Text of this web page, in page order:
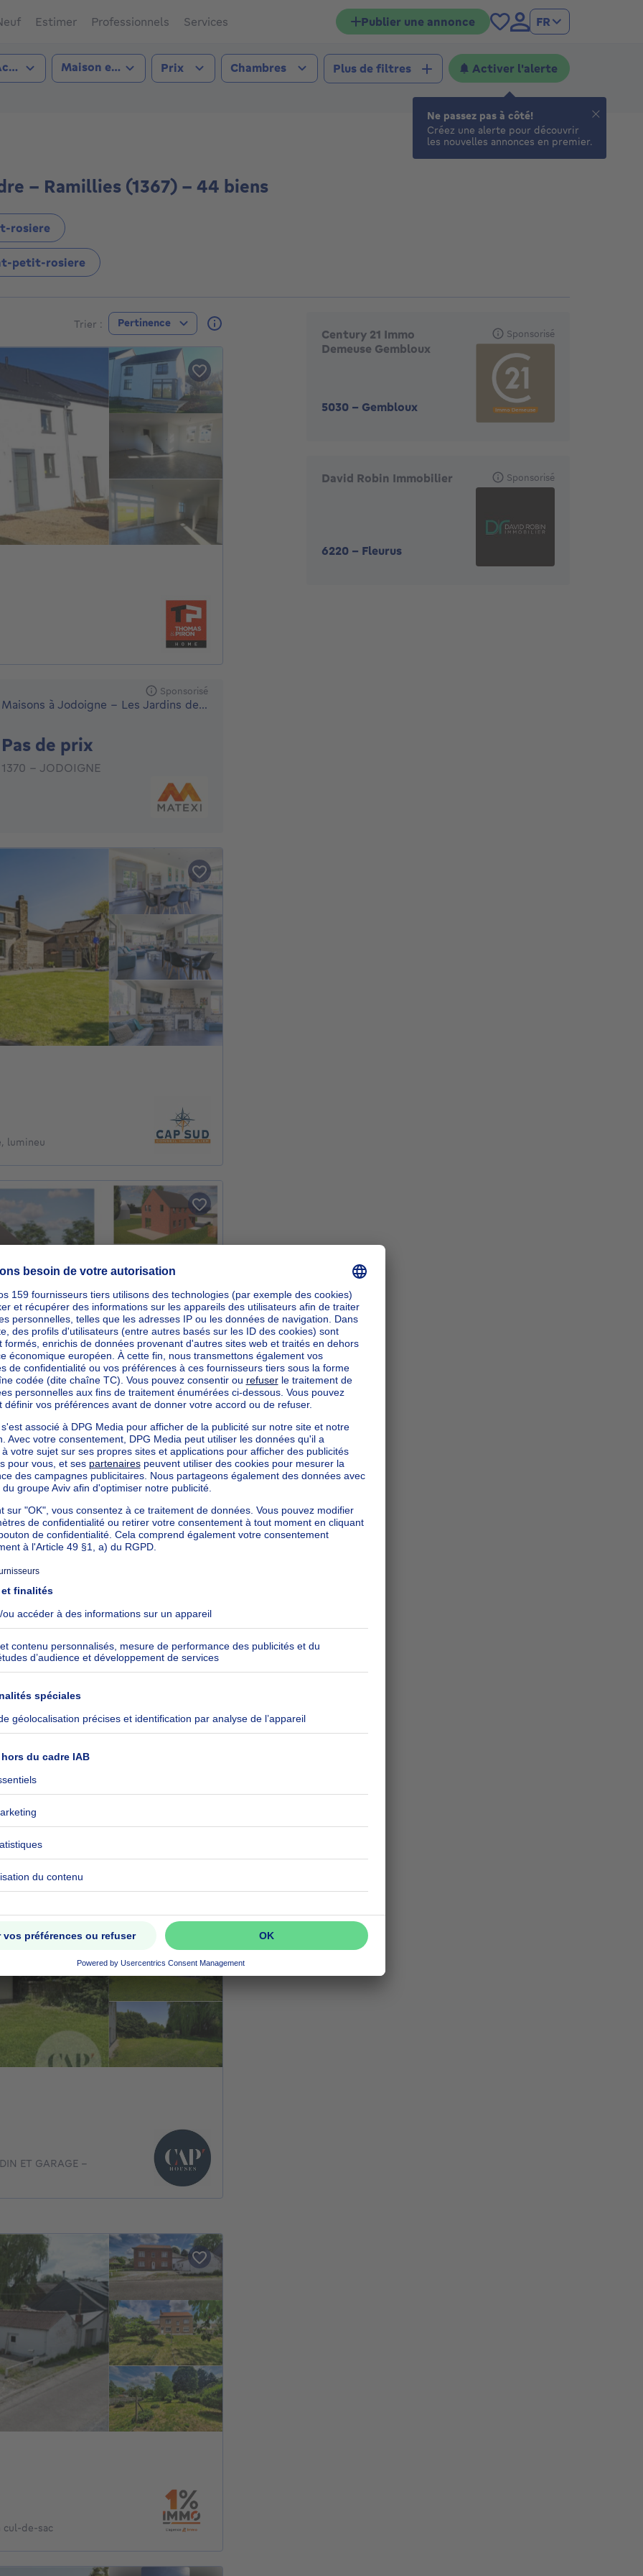
Estimer Professionnels Services Publier une annonce FR
(1367))
de transaction
Type de bien
Maison et appartement
Prix Chambres Plus de filtres Activer l'alerte
- Ramillies (1367) - 44 biens
rosiere
petit-rosiere
Trier : Pertinence
Sponsorisé
Maisons à Jodoigne - Les Jardins de la Hulotte
Pas de prixPas de prix
1370 - JODOIGNE
lumineu
octroyé
sur 13 ares
+ 1100€ par mois
ET GARAGE -
cul-de-sac
Century 21 Immo
Demeuse Gembloux
5030 - Gembloux
Sponsorisé
David Robin Immobilier
6220 - Fleurus
Sponsorisé
Ne passez pas à côté!
Créez une alerte pour découvrir
les nouvelles annonces en premier.